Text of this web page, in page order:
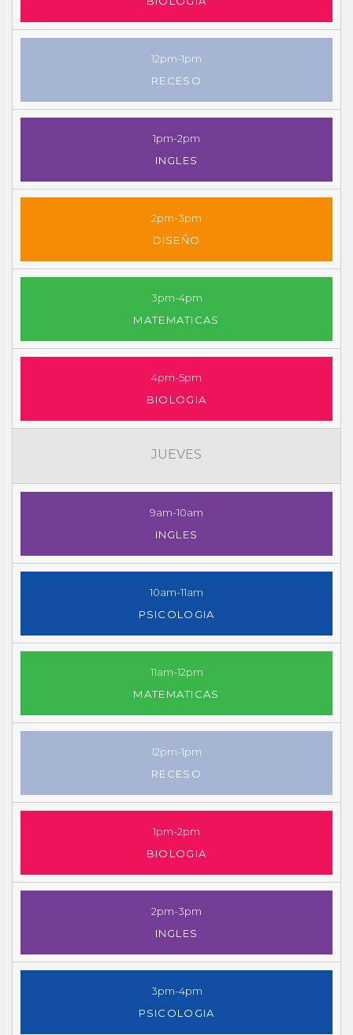
12pm-1pm
RECESO
1pm-2pm
INGLES
2pm-3pm
DISEÑO
3pm-4pm
MATEMATICAS
4pm-5pm
BIOLOGIA
JUEVES
9am-10am
INGLES
10am-11am
PSICOLOGIA
11am-12pm
MATEMATICAS
12pm-1pm
RECESO
1pm-2pm
BIOLOGIA
2pm-3pm
INGLES
3pm-4pm
PSICOLOGIA